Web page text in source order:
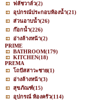
ฟลัชวาล์ว(2)
อุปกรณ์ประกอบห้องน้ำ(21)
ส่วนอาบน้ำ(26)
ก๊อกน้ำ(226)
อ่างล้างหน้า(2)
PRIME
BATHROOM(179)
KITCHEN(18)
PREMA
โถปัสสาวะชาย(1)
อ่างล้างหน้า(3)
สุขภัณฑ์(15)
อุปกรณ์ ห้องครัว(114)